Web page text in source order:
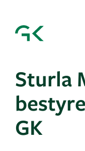
Sturla
GK